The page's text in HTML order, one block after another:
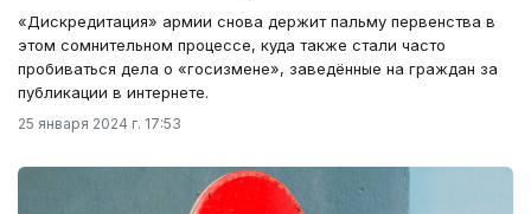
«Дискредитация» армии снова держит пальму первенства в
этом сомнительном процессе, куда также стали часто
пробиваться дела о «госизмене», заведённые на граждан за
публикации в интернете.
25 января 2024 г. 17:53